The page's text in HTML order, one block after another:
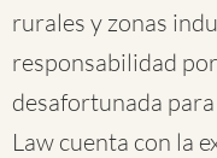
rurales y zonas
responsabilidad
desafortunada
Law cuenta con la